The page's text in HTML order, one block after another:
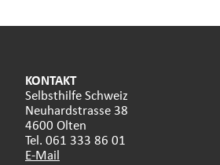
KONTAKT
Selbsthilfe Schweiz
Neuhardstrasse 38
4600 Olten
Tel. 061 333 86 01
E-Mail